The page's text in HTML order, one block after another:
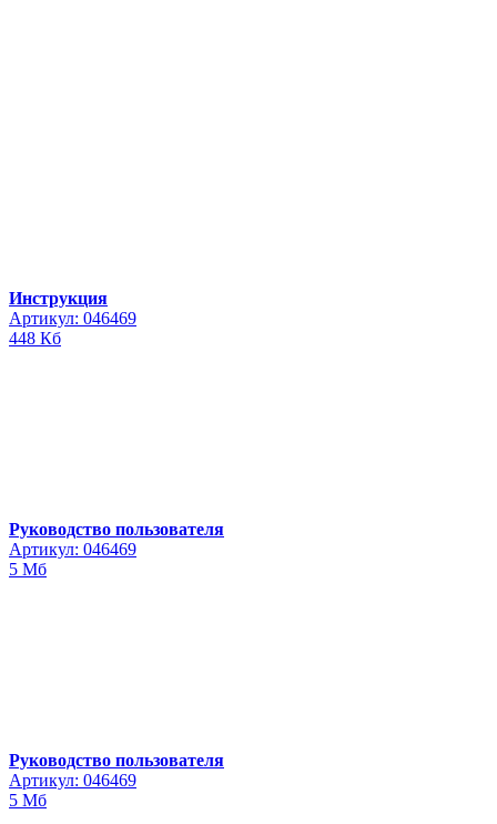
Инструкция
Артикул: 046469
448 Кб
Руководство пользователя
Артикул: 046469
5 Мб
Руководство пользователя
Артикул: 046469
5 Мб